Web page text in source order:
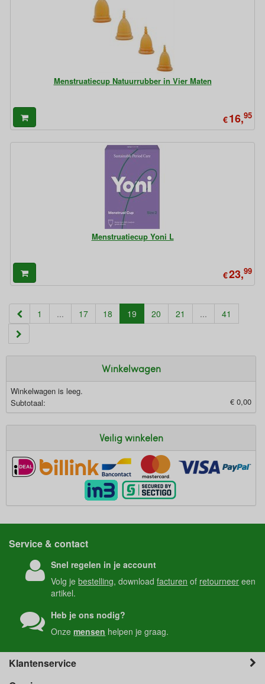
Menstruatiecup Natuurrubber in Vier Maten
€16,95
Menstruatiecup Yoni L
€23,99
1 ... 17 18 19 (current)
20 21 ... 41
Winkelwagen
Winkelwagen is leeg.
Subtotaal:
€ 0,00
Veilig winkelen
Service & contact
Snel regelen in je account
Volg jebestelling, downloadfacturen of retourneer een
artikel.
Heb je ons nodig?
Onzemensen helpen je graag.
Klantenservice